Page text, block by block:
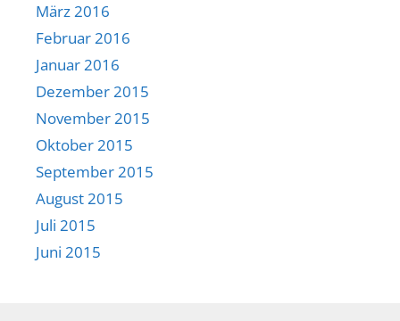
März 2016
Februar 2016
Januar 2016
Dezember 2015
November 2015
Oktober 2015
September 2015
August 2015
Juli 2015
Juni 2015